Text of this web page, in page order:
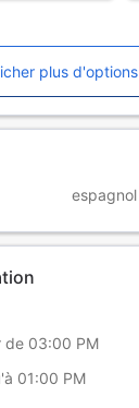
plus d'options
espagnol
de 03:00 PM
01:00 PM